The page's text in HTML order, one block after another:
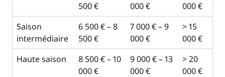
500 €
000 €
000 €
Saison
intermédiaire
6 500 € – 8
500 €
7 000 € – 9
000 €
> 15
000 €
Haute saison
8 500 € – 10
000 €
9 000 € – 13
000 €
> 20
000 €